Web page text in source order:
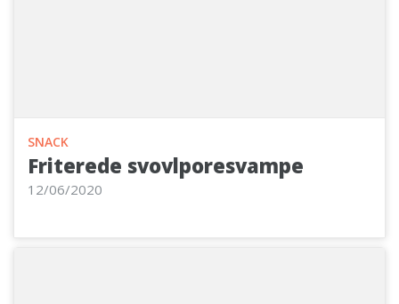
SNACK
Friterede svovlporesvampe
12/06/2020